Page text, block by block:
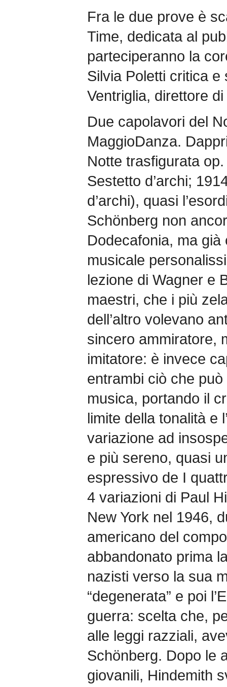
Fra le due prove è
Time, dedicata al
parteciperanno la
Silvia Poletti critica
Ventriglia, direttore
Due capolavori del
MaggioDanza.
Notte trasfigurata
Sestetto d’archi;
d’archi), quasi
Schönberg non
Dodecafonia, ma
musicale
lezione di Wagner e
maestri, che i più
dell’altro volevano
sincero ammiratore,
imitatore: è invece
entrambi ciò che
musica, portando il
limite della tonalità e
variazione ad
e più sereno, quasi
espressivo de I
4 variazioni di Paul
New York nel 1946,
americano del
abbandonato prima
nazisti verso la sua
“degenerata” e poi
guerra: scelta che,
alle leggi razziali,
Schönberg. Dopo le
giovanili, Hindemith